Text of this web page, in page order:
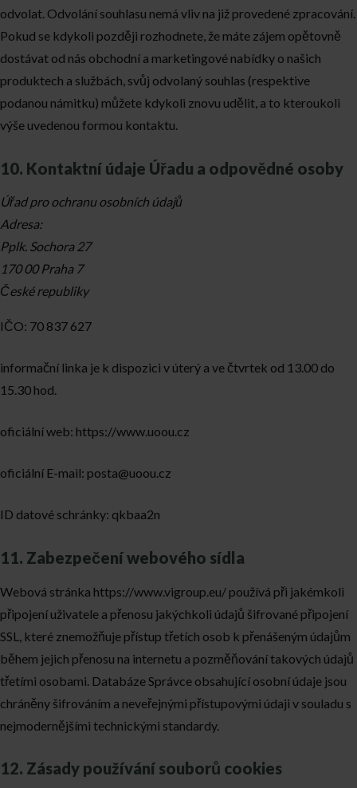
odvolat. Odvolání souhlasu nemá vliv na již provedené zpracování.
Pokud se kdykoli později rozhodnete, že máte zájem opětovně
dostávat od nás obchodní a marketingové nabídky o našich
produktech a službách, svůj odvolaný souhlas (respektive
podanou námitku) můžete kdykoli znovu udělit, a to kteroukoli
výše uvedenou formou kontaktu.
10. Kontaktní údaje Úřadu a odpovědné osoby
Úřad pro ochranu osobních údajů
Adresa:
Pplk. Sochora 27
170 00 Praha 7
České republiky
IČO: 70 837 627
informační linka je k dispozici v úterý a ve čtvrtek od 13.00 do
15.30 hod.
oficiální web: https://www.uoou.cz
oficiální E-mail: posta@uoou.cz
ID datové schránky: qkbaa2n
11. Zabezpečení webového sídla
Webová stránka https://www.vigroup.eu/ používá při jakémkoli
připojení uživatele a přenosu jakýchkoli údajů šifrované připojení
SSL, které znemožňuje přístup třetích osob k přenášeným údajům
během jejich přenosu na internetu a pozměňování takových údajů
třetími osobami. Databáze Správce obsahující osobní údaje jsou
chráněny šifrováním a neveřejnými přístupovými údaji v souladu s
nejmodernějšími technickými standardy.
12. Zásady používání souborů cookies